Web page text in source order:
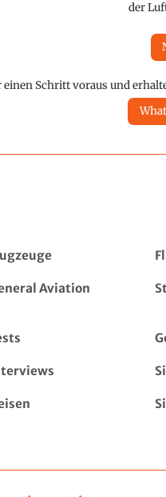
der
einen Schritt voraus und
Aviation